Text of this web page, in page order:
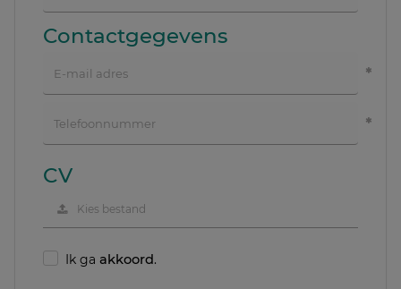
Contactgegevens
CV
Kies bestand
Ik ga akkoord.